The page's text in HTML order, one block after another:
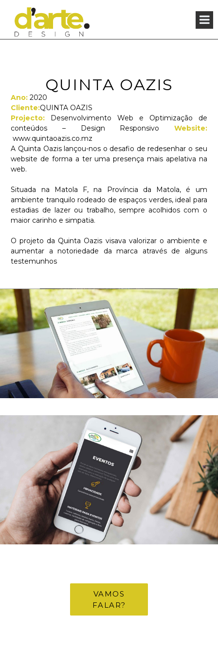
QUINTA OAZIS
Ano:2020
Cliente:QUINTA OAZIS
Projecto: Desenvolvimento Web e Optimização de
conteúdos – Design Responsivo Website:
www.quintaoazis.co.mz
A Quinta Oazis lançou-nos o desafio de redesenhar o seu
website de forma a ter uma presença mais apelativa na
web.
Situada na Matola F, na Província da Matola, é um
ambiente tranquilo rodeado de espaços verdes, ideal para
estadias de lazer ou trabalho, sempre acolhidos com o
maior carinho e simpatia.
O projeto da Quinta Oazis visava valorizar o ambiente e
aumentar a notoriedade da marca através de alguns
testemunhos
VAMOS
FALAR?
Required
These
cookies are
not
optional.
necessary
for the
website to
function.
Statistics
functionality
structure of
the website,
based on
how the
website is
used.
Experience
perform as
well as
cookies,
disappear